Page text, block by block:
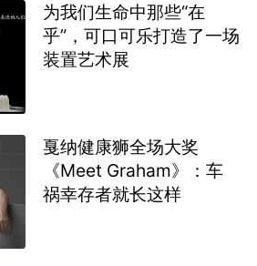
为我们生命中那些“在
乎”，可口可乐打造了一场
装置艺术展
戛纳健康狮全场大奖
《Meet Graham》：车
祸幸存者就长这样